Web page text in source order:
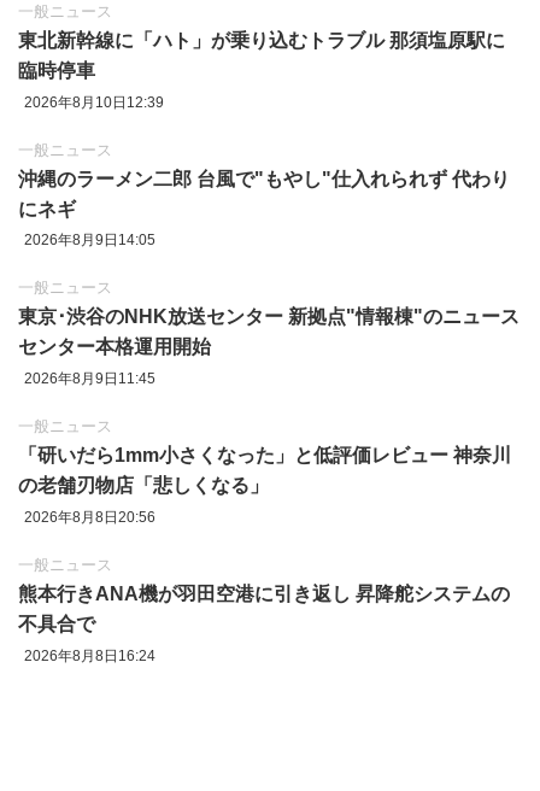
一般ニュース
東北新幹線に「ハト」が乗り込むトラブル 那須塩原駅に
臨時停車
2026年8月10日12:39
一般ニュース
沖縄のラーメン二郎 台風で"もやし"仕入れられず 代わり
にネギ
2026年8月9日14:05
一般ニュース
東京‪･‬渋谷のNHK放送センター 新拠点"情報棟"のニュース
センター本格運用開始
2026年8月9日11:45
一般ニュース
「研いだら1mm小さくなった」と低評価レビュー 神奈川
の老舗刃物店「悲しくなる」
2026年8月8日20:56
一般ニュース
熊本行きANA機が羽田空港に引き返し 昇降舵システムの
不具合で
2026年8月8日16:24